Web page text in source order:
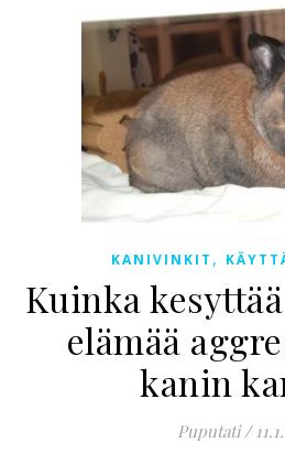
KANIVINKIT ,
Kuinka
elämää
kanin
Puputati /